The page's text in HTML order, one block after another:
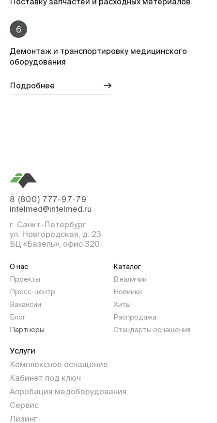
6
Демонтаж и транспортировку медицинского
оборудования
Подробнее
8 (800) 777-97-79
intelmed@intelmed.ru
г. Санкт-Петербург
ул. Новгородская, д. 23
БЦ «Базель», офис 320
О нас
Проекты
Пресс-центр
Вакансии
Блог
Партнеры
Каталог
В наличии
Новинки
Хиты
Распродажа
Стандарты оснащения
Услуги
Комплексное оснащение
Кабинет под ключ
Апробация медоборудования
Сервис
Лизинг